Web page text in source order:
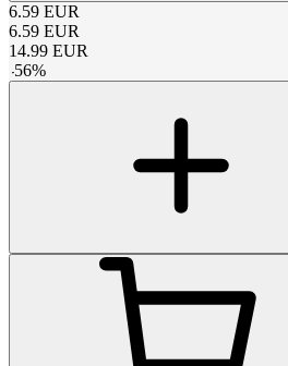
6.59 EUR
6.59 EUR
14.99 EUR
-56%